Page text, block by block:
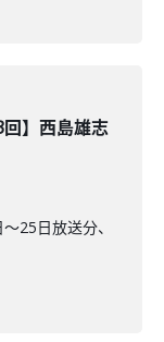
回】西島雄志
25日放送分、